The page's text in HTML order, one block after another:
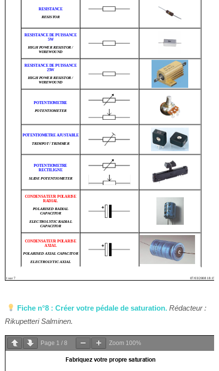
Fiche n°8 : Créer votre pédale de saturation. Rédacteur :
Rikupetteri Salminen.
Page 1 / 8 Zoom 100%